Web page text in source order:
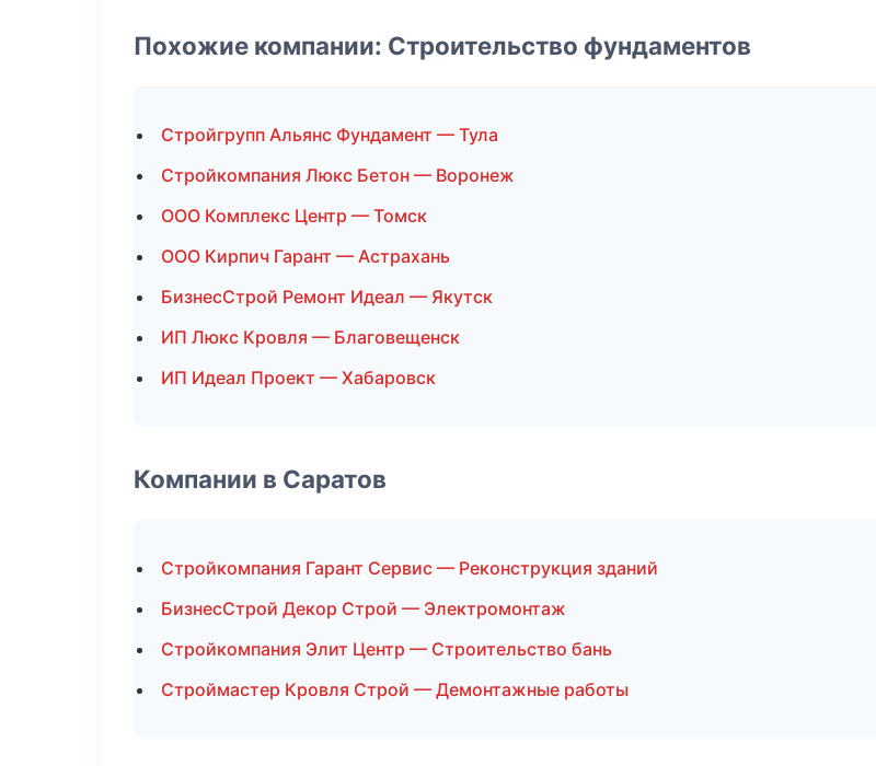
Похожие компании: Строительство фундаментов
Стройгрупп Альянс Фундамент — Тула
Стройкомпания Люкс Бетон — Воронеж
ООО Комплекс Центр — Томск
ООО Кирпич Гарант — Астрахань
БизнесСтрой Ремонт Идеал — Якутск
ИП Люкс Кровля — Благовещенск
ИП Идеал Проект — Хабаровск
Компании в Саратов
Стройкомпания Гарант Сервис — Реконструкция зданий
БизнесСтрой Декор Строй — Электромонтаж
Стройкомпания Элит Центр — Строительство бань
Строймастер Кровля Строй — Демонтажные работы